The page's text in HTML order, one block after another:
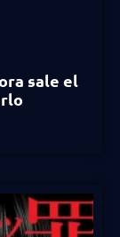
sale el